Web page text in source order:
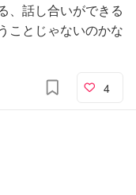
、話し合いができる
ことじゃないのかな
4